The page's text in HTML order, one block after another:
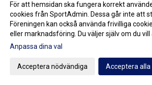
Malmborgs Mobilia
Nyförvärv och återvändare till A-laget
Cupseger för P09
F09 i final i Olympic Cup
För att hemsidan ska fungera korrekt
cookies från SportAdmin. Dessa går inte att
Föreningen kan också använda frivilliga
eller marknadsföring. Du väljer själv om du vill
Anpassa dina val
Acceptera nödvändiga Acceptera alla